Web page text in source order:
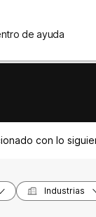
de ayuda
con lo
Industrias